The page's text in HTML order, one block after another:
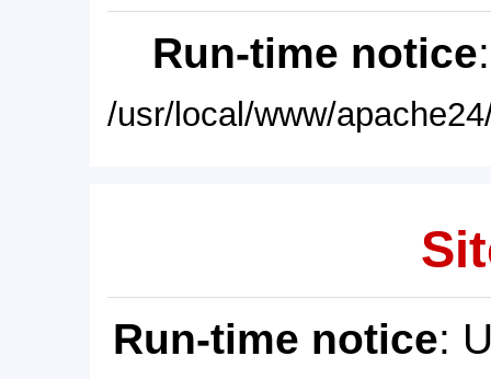
Run-time notice
/usr/local/www/
Run-time notice: